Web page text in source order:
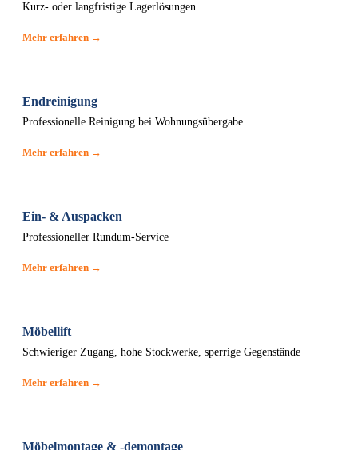
Kurz- oder langfristige Lagerlösungen
Mehr erfahren →
Endreinigung
Professionelle Reinigung bei Wohnungsübergabe
Mehr erfahren →
Ein- & Auspacken
Professioneller Rundum-Service
Mehr erfahren →
Möbellift
Schwieriger Zugang, hohe Stockwerke, sperrige Gegenstände
Mehr erfahren →
Möbelmontage & -demontage